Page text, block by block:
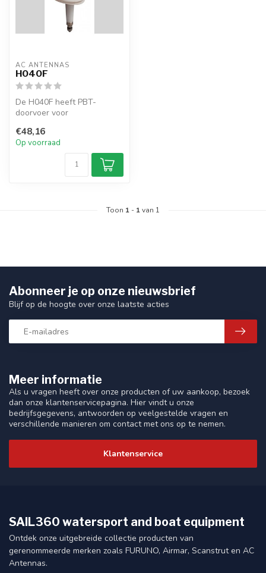
AC ANTENNAS
H040F
De H040F heeft PBT-
doorvoer voor
€48,16
Op voorraad
Toon 1 - 1van 1
Meer informatie
Als u vragen heeft over onze producten of uw aankoop, bezoek
dan onze klantenservicepagina. Hier vindt u onze
bedrijfsgegevens, antwoorden op veelgestelde vragen en
verschillende manieren om contact met ons op te nemen.
Klantenservice
Abonneer je op onze nieuwsbrief
Blijf op de hoogte over onze laatste acties
SAIL360 watersport and boat equipment
Ontdek onze uitgebreide collectie producten van
gerenommeerde merken zoals FURUNO, Airmar, Scanstrut en AC
Antennas.